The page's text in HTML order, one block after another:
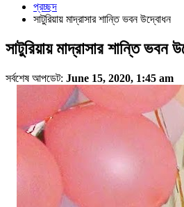
প্রচ্ছদ
সাটুরিয়ায় মাদ্রাসার শান্তি ভবন উদ্বোধন
সাটুরিয়ায় মাদ্রাসার শান্তি ভবন
সর্বশেষ আপডেট: June 15, 2020, 1:45 am